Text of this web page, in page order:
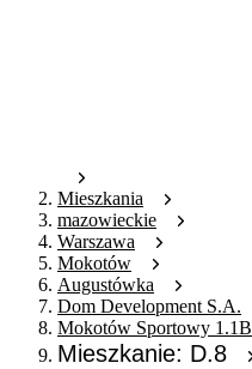
Mieszkania
mazowieckie
Warszawa
Mokotów
Augustówka
Dom Development S.A.
Mokotów Sportowy 1.1B
Mieszkanie: D.8